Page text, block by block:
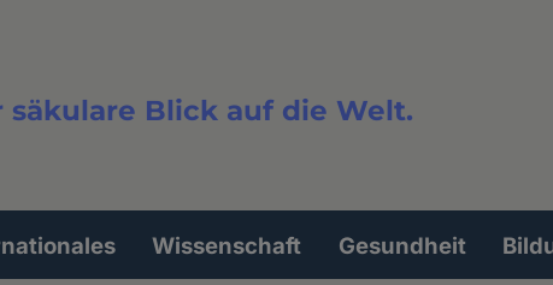
säkulare Blick auf die Welt.
Wissenschaft Gesundheit